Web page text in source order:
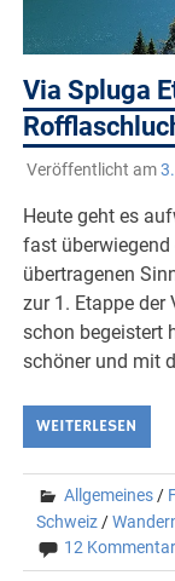
Via Spluga
Veröffentlicht am
Heute geht es
fast überwiegend
übertragenen
zur 1. Etappe der
schon begeistert
schöner und mit
WEITERLESEN
Allgemeines /
Schweiz /
12